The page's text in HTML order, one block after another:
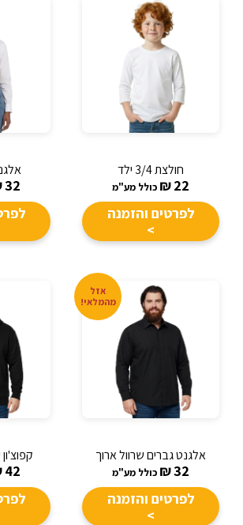
חולצת 3/4 ילד
22
₪ כולל מע"מ
לפרטים והזמנה
>
32
אזל
מהמלאי!
אלגנט גברים שרוול ארוך
32
₪ כולל מע"מ
לפרטים והזמנה
>
42